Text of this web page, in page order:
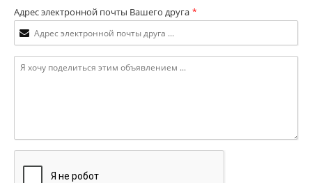
Адрес электронной почты Вашего друга *